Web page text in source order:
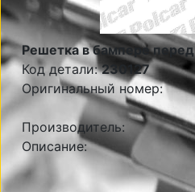
Решетка в бампере перед
Код детали:230127
Оригинальный номер:
Производитель:
Описание: